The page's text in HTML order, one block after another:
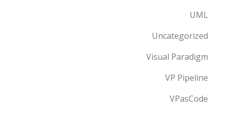
UML
Uncategorized
Visual Paradigm
VP Pipeline
VPasCode